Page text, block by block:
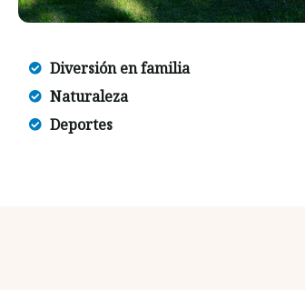
Diversión en familia
Naturaleza
Deportes